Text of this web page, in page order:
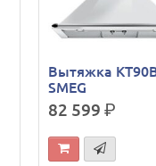
Вытяжка
SMEG
82 599 р.